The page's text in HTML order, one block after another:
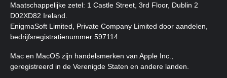
Maatschappelijke zetel: 1 Castle Street, 3rd Floor, Dublin 2
D02XD82 Ireland.
EnigmaSoft Limited, Private Company Limited door aandelen,
bedrijfsregistratienummer 597114.
Mac en MacOS zijn handelsmerken van Apple Inc.,
geregistreerd in de Verenigde Staten en andere landen.